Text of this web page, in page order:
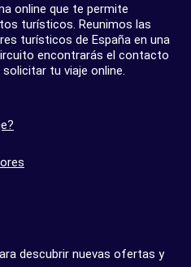
online que te permite
turísticos. Reunimos las
turísticos de España en una
encontrarás el contacto
tu viaje online.
descubrir nuevas ofertas y